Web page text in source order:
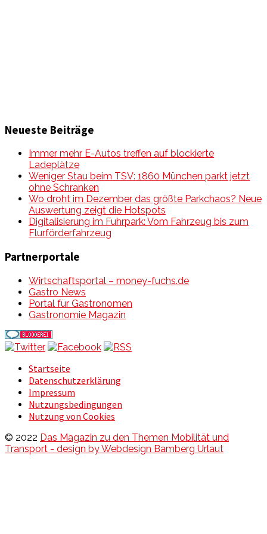
Neueste Beiträge
Immer mehr E-Autos treffen auf blockierte
Ladeplätze
Weniger Stau beim TSV: 1860 München parkt jetzt
ohne Schranken
Wo droht im Dezember das größte Parkchaos? Neue
Auswertung zeigt die Hotspots
Digitalisierung im Fuhrpark: Vom Fahrzeug bis zum
Flurförderfahrzeug
Partnerportale
Wirtschaftsportal – money-fuchs.de
Gastro News
Portal für Gastronomen
Gastronomie Magazin
Startseite
Datenschutzerklärung
Impressum
Nutzungsbedingungen
Nutzung von Cookies
© 2022 Das Magazin zu den Themen Mobilität und
Transport - design by Webdesign Bamberg Urlaut